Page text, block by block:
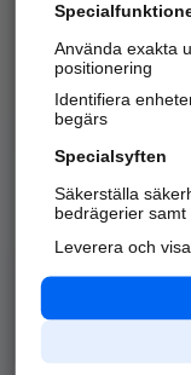
Alla kategorier
API & Kartor
Använda exakta
positionering
Identifiera
begärs
Specialsyften
Säkerställa
bedrägerier
Leverera och